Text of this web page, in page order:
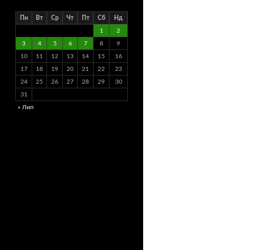
Пн Вт Ср Чт Пт Сб Нд
1 2
3 4 5 6 7 8 9
10 11 12 13 14 15 16
17 18 19 20 21 22 23
24 25 26 27 28 29 30
31
« Лип